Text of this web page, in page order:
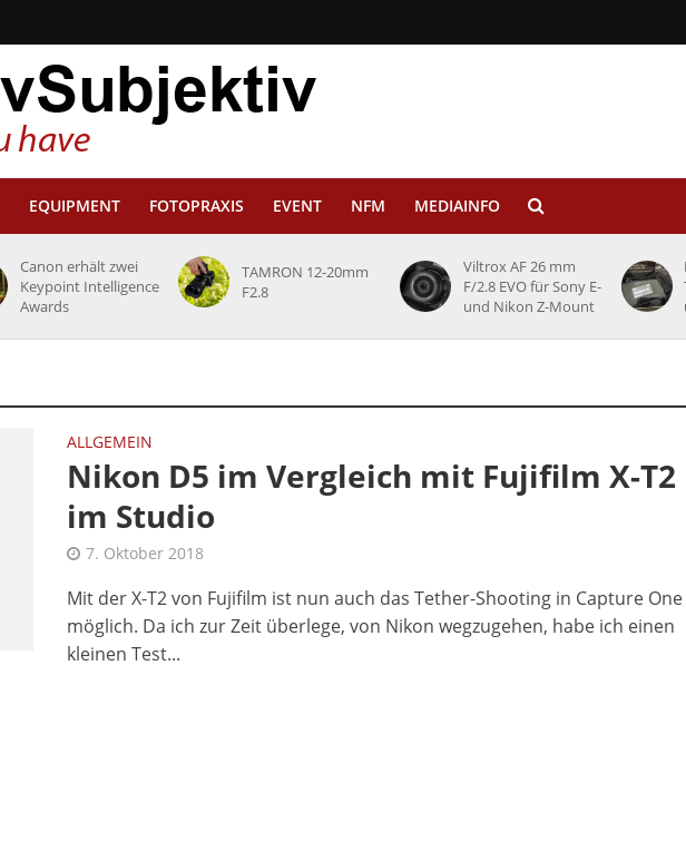
EQUIPMENT FOTOPRAXIS EVENT NFM MEDIAINFO
Canon erhält zwei
Keypoint Intelligence
Awards
TAMRON 12-20mm
F2.8
Viltrox AF 26 mm
F/2.8 EVO für Sony E-
und Nikon Z-Mount
ALLGEMEIN
Nikon D5 im Vergleich mit Fujifilm X-T2
im Studio
7. Oktober 2018
Mit der X-T2 von Fujifilm ist nun auch das Tether-Shooting in Capture One
möglich. Da ich zur Zeit überlege, von Nikon wegzugehen, habe ich einen
kleinen Test...